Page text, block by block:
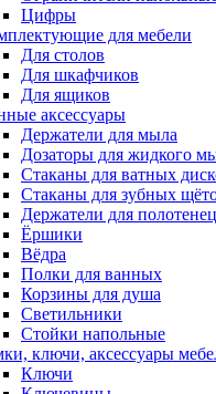
Цифры
для мебели
Для столов
Для шкафчиков
Для ящиков
аксессуары
Держатели для мыла
Дозаторы для жидкого
Стаканы для ватных
Стаканы для зубных
Держатели для полотенец
Ёршики
Вёдра
Полки для ванных
Корзины для душа
Светильники
Стойки напольные
ключи, аксессуары
Ключи